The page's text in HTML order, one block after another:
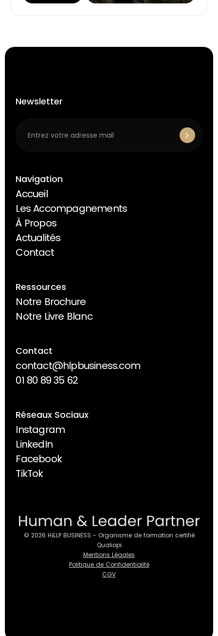
Newsletter
Navigation
Accueil
Accueil
Les Accompagnements
Les Accompagnements
À Propos
À Propos
Actualités
Actualités
Contact
Contact
Ressources
Notre Brochure
Notre Brochure
Notre Livre Blanc
Notre Livre Blanc
Contact
contact@hlpbusiness.com
contact@hlpbusiness.com
01 80 89 35 62
01 80 89 35 62
Réseaux Sociaux
Instagram
Instagram
LinkedIn
LinkedIn
Facebook
Facebook
TikTok
TikTok
© 2026 H&LP BUSINESS - Organisme de formation certifié
Qualiopi
Mentions Légales
Politique de Confidentialité
CGV